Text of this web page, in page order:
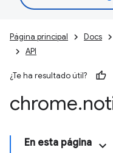
Página principal Docs
API
¿Te ha resultado útil?
chrome.
En esta página